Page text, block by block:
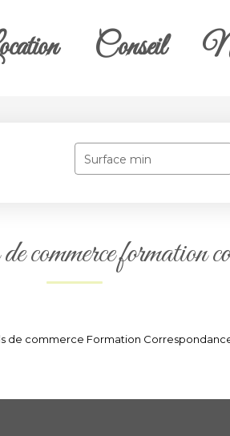
Conseil
Surface min
commerce formation
de commerce Formation